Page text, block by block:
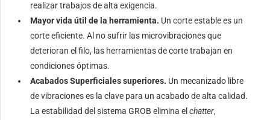
realizar trabajos de alta exigencia.
Mayor vida útil de la herramienta. Un corte estable es un
corte eficiente. Al no sufrir las microvibraciones que
deterioran el filo, las herramientas de corte trabajan en
condiciones óptimas.
Acabados Superficiales superiores. Un mecanizado libre
de vibraciones es la clave para un acabado de alta calidad.
La estabilidad del sistema GROB elimina el chatter,